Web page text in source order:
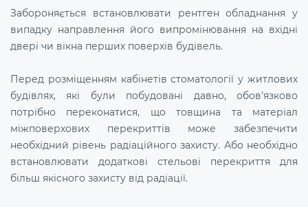
Забороняється встановлювати рентген обладнання у
випадку направлення його випромінювання на вхідні
двері чи вікна перших поверхів будівель.
Перед розміщенням кабінетів стоматології у житлових
будівлях, які були побудовані давно, обов’язково
потрібно переконатися, що товщина та матеріал
міжповерхових перекриттів може забезпечити
необхідний рівень радіаційного захисту. Або необхідно
встановлювати додаткові стельові перекриття для
більш якісного захисту від радіації.